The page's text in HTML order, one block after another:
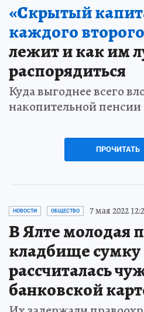
«Скрытый
каждого
лежит и как им
распорядиться
Куда выгоднее всего
накопительной пенсии
ПРОЧИТАТЬ
НОВОСТИ ОБЩЕСТВО 7 мая 2022
В Ялте молодая
кладбище сумку
рассчиталась
банковской